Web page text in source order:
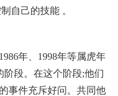
自己的技能 。
年、1998年等属虎年
段。在这个阶段;他们
事件充斥好问。共同他